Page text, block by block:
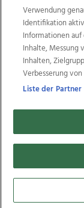
Weitere
TV1 di-
Life Radio
OÖN Karriere
Verwendung
Identifikation
Informationen
Inhalte, Messung
Inhalten,
Verbesserung
Liste der